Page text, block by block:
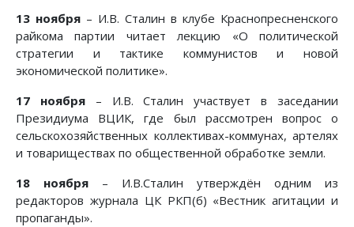
13 ноября – И.В. Сталин в клубе Краснопресненского
райкома партии читает лекцию «О политической
стратегии и тактике коммунистов и новой
экономической политике».
17 ноября– И.В. Сталин участвует в заседании
Президиума ВЦИК, где был рассмотрен вопрос о
сельскохозяйственных коллективах-коммунах, артелях
и товариществах по общественной обработке земли.
18 ноября – И.В.Сталин утверждён одним из
редакторов журнала ЦК РКП(б) «Вестник агитации и
пропаганды».